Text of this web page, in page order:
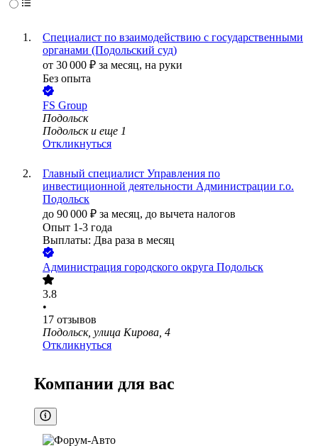
Специалист по взаимодействию с государственными
органами (Подольский суд)
от 30 000 ₽ за месяц, на руки
Без опыта
FS Group
Подольск
Подольск и еще 1
Откликнуться
Главный специалист Управления по
инвестиционной деятельности Администрации г.о.
Подольск
до 90 000 ₽ за месяц, до вычета налогов
Опыт 1-3 года
Выплаты: Два раза в месяц
Администрация городского округа Подольск
3.8
•
17 отзывов
Подольск, улица Кирова, 4
Откликнуться
Компании для вас